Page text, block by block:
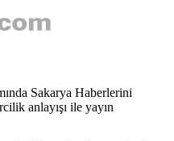
Sakarya Haberlerini
anlayışı ile yayın